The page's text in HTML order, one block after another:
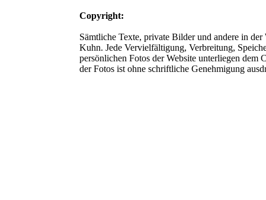
Copyright:
Sämtliche Texte, private Bilder und andere in
Kuhn. Jede Vervielfältigung, Verbreitung,
persönlichen Fotos der Website unterliegen
der Fotos ist ohne schriftliche Genehmigung